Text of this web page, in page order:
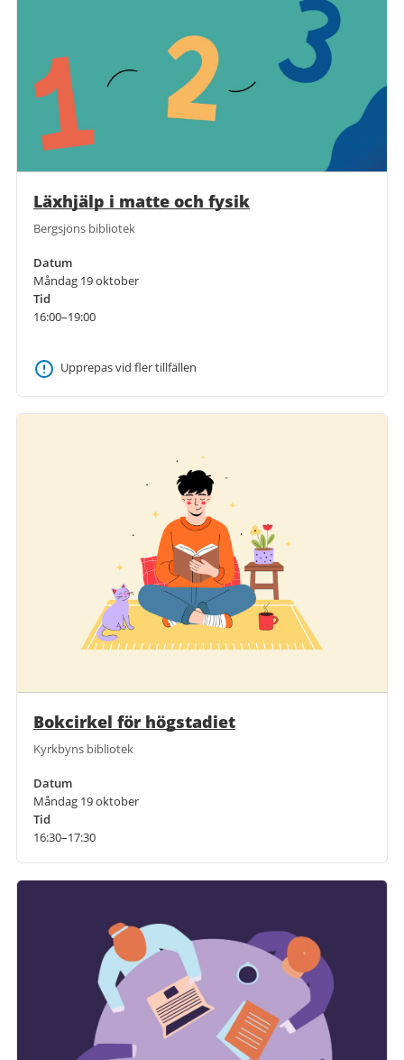
Läxhjälp i matte och fysik
Bergsjöns bibliotek
Datum
Måndag 19 oktober
Tid
16:00–19:00
Upprepas vid fler tillfällen
Bokcirkel för högstadiet
Kyrkbyns bibliotek
Datum
Måndag 19 oktober
Tid
16:30–17:30